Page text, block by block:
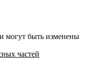
могут быть изменены
частей